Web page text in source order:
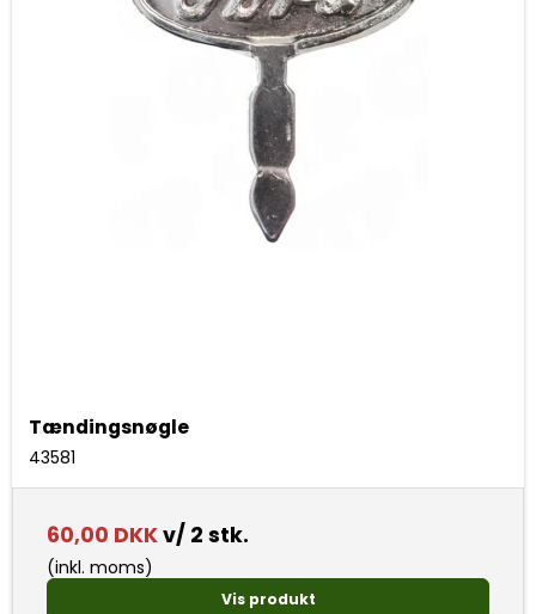
Tændingsnøgle
43581
60,00 DKKv/ 2 stk.
(inkl. moms)
Vis produkt